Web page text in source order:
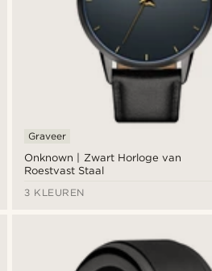
Onknown | Zwart Horloge van
Roestvast Staal
Graveer
3 KLEUREN